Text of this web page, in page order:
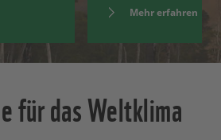
Mehr erfahren
für das Weltklima